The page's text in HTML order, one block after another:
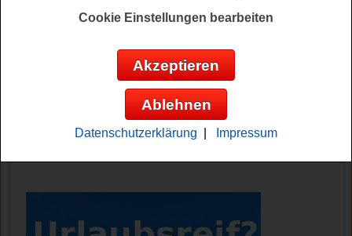
können ein Motorrad auf Zeit oder ein
Training
BMW Motorrad verlost 3x die Nutzung
eines BMW Motorrad Wunschmodells für
die Saison 2027 und 5x ein Training
Cookie Einstellungen bearbeiten
Akzeptieren
Ablehnen
Datenschutzerklärung Impressum